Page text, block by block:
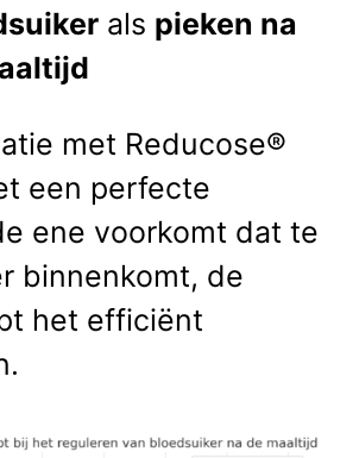
als pieken na
met Reducose®
een perfecte
ene voorkomt dat te
binnenkomt, de
het efficiënt